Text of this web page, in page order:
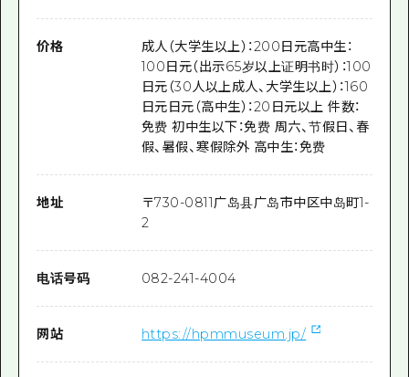
价格
成人（大学生以上）：200日元高中生：
100日元（出示65岁以上证明书时）：100
日元（30人以上成人、大学生以上）：160
日元日元（高中生）：20日元以上 件数：
免费 初中生以下：免费 周六、节假日、春
假、暑假、寒假除外 高中生：免费
地址 〒730-0811广岛县广岛市中区中岛町1-
2
电话号码 082-241-4004
网站 https://hpmmuseum.jp/